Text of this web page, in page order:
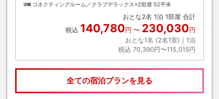
コネクティングルーム／クラブデラックス×2部屋 52平米
おとな2名 1泊 1部屋 合計
税込 140,780円 〜 230,030円
おとな1名 (2名1室)｜ 1泊
税込 70,390円〜115,015円
全ての宿泊プランを見る